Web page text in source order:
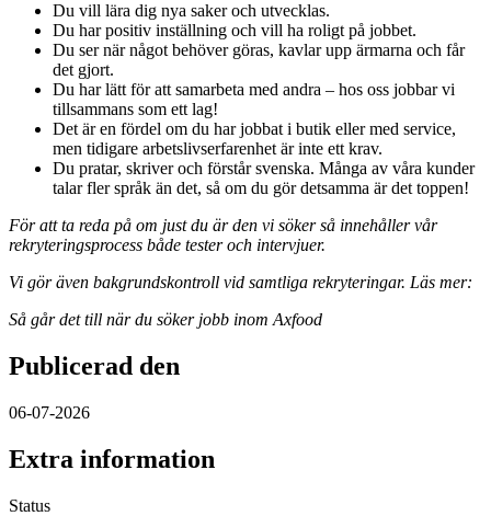
Du vill lära dig nya saker och utvecklas.
Du har positiv inställning och vill ha roligt på jobbet.
Du ser när något behöver göras, kavlar upp ärmarna och får
det gjort.
Du har lätt för att samarbeta med andra – hos oss jobbar vi
tillsammans som ett lag!
Det är en fördel om du har jobbat i butik eller med service,
men tidigare arbetslivserfarenhet är inte ett krav.
Du pratar, skriver och förstår svenska. Många av våra kunder
talar fler språk än det, så om du gör detsamma är det toppen!
För att ta reda på om just du är den vi söker så innehåller vår
rekryteringsprocess både tester och intervjuer.
Vi gör även bakgrundskontroll vid samtliga rekryteringar. Läs mer:
Så går det till när du söker jobb inom Axfood
Publicerad den
06-07-2026
Extra information
Status